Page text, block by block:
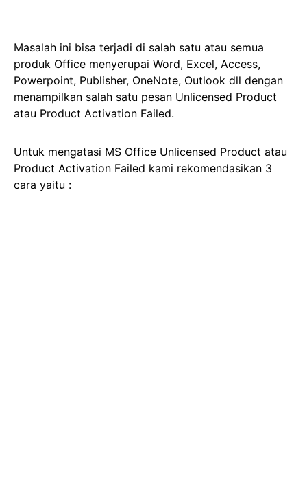
Masalah ini bisa terjadi di salah satu atau semua
produk Office menyerupai Word, Excel, Access,
Powerpoint, Publisher, OneNote, Outlook dll dengan
menampilkan salah satu pesan Unlicensed Product
atau Product Activation Failed.
Untuk mengatasi MS Office Unlicensed Product atau
Product Activation Failed kami rekomendasikan 3
cara yaitu :